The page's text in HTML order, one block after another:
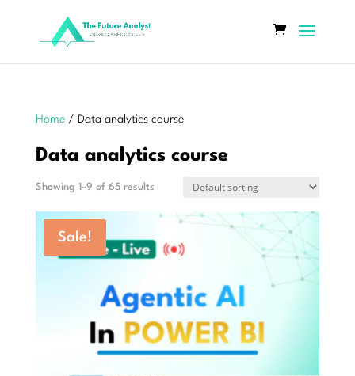
Home/ Data analytics course
Data analytics course
Showing 1–9 of 65 results
Sale!